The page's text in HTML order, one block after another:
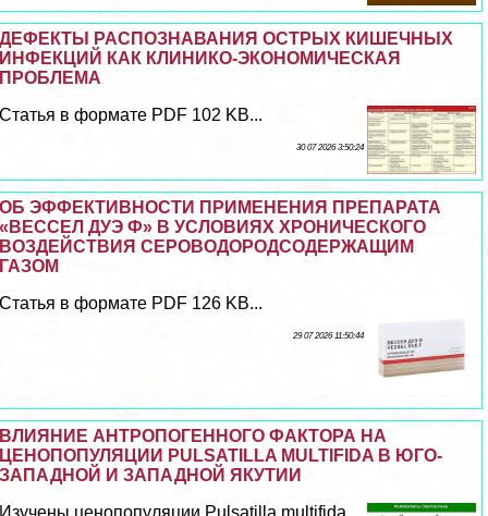
ДЕФЕКТЫ РАСПОЗНАВАНИЯ ОСТРЫХ КИШЕЧНЫХ
ИНФЕКЦИЙ КАК КЛИНИКО-ЭКОНОМИЧЕСКАЯ
ПРОБЛЕМА
Статья в формате PDF 102 KB...
30 07 2026 3:50:24
ОБ ЭФФЕКТИВНОСТИ ПРИМЕНЕНИЯ ПРЕПАРАТА
«ВЕССЕЛ ДУЭ Ф» В УСЛОВИЯХ ХРОНИЧЕСКОГО
ВОЗДЕЙСТВИЯ СЕРОВОДОРОДСОДЕРЖАЩИМ
ГАЗОМ
Статья в формате PDF 126 KB...
29 07 2026 11:50:44
ВЛИЯНИЕ АНТРОПОГЕННОГО ФАКТОРА НА
ЦЕНОПОПУЛЯЦИИ PULSATILLA MULTIFIDA В ЮГО-
ЗАПАДНОЙ И ЗАПАДНОЙ ЯКУТИИ
Изучены ценопопуляции Pulsatilla multifida